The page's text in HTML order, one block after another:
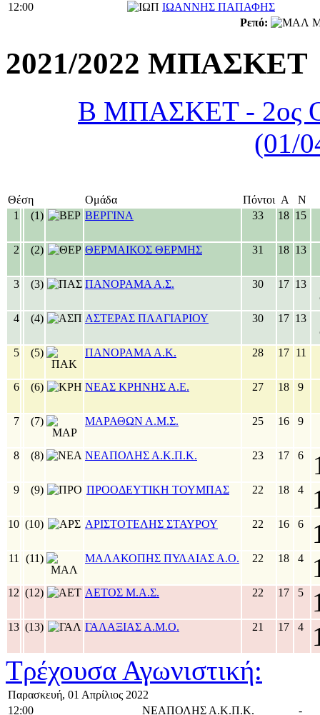
12:00
ΙΩΑΝΝΗΣ ΠΑΠΑΦΗΣ
Ρεπό:
2021/2022 ΜΠΑΣΚΕΤ
Β ΜΠΑΣΚΕΤ - 2ος
(01/
Θέση Ομάδα Πόντοι Α
Ν
1
(1) ΒΕΡΓΙΝΑ 33 18 15
2 (2) ΘΕΡΜΑΙΚΟΣ ΘΕΡΜΗΣ 31 18 13
3 (3) ΠΑΝΟΡΑΜΑ Α.Σ. 30 17 13
4 (4) ΑΣΤΕΡΑΣ ΠΛΑΓΙΑΡΙΟΥ 30 17 13
5 (5) ΠΑΝΟΡΑΜΑ Α.Κ. 28 17 11
6 (6) ΝΕΑΣ ΚΡΗΝΗΣ Α.Ε. 27 18 9
7 (7) ΜΑΡΑΘΩΝ Α.Μ.Σ. 25 16 9
8 (8) ΝΕΑΠΟΛΗΣ Α.Κ.Π.Κ. 23 17 6
9 (9) ΠΡΟΟΔΕΥΤΙΚΗ ΤΟΥΜΠΑΣ 22 18 4
10 (10) ΑΡΙΣΤΟΤΕΛΗΣ ΣΤΑΥΡΟΥ 22 16 6
11 (11) ΜΑΛΑΚΟΠΗΣ ΠΥΛΑΙΑΣ Α.Ο. 22 18 4
12 (12) ΑΕΤΟΣ Μ.Α.Σ. 22 17 5
13 (13) ΓΑΛΑΞΙΑΣ Α.Μ.Ο. 21 17 4
Τρέχουσα Αγωνιστική:
Παρασκευή, 01 Απρίλιος 2022
12:00
ΝΕΑΠΟΛΗΣ Α.Κ.Π.Κ. -